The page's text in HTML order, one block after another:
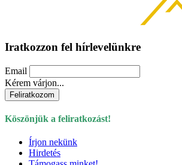
Iratkozzon fel hírlevelünkre
Email
Kérem várjon...
Köszönjük a feliratkozást!
Írjon nekünk
Hirdetés